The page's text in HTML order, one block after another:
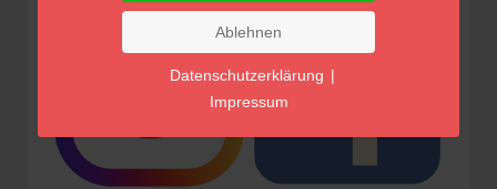
Ablehnen
Datenschutzerklärung |
Impressum